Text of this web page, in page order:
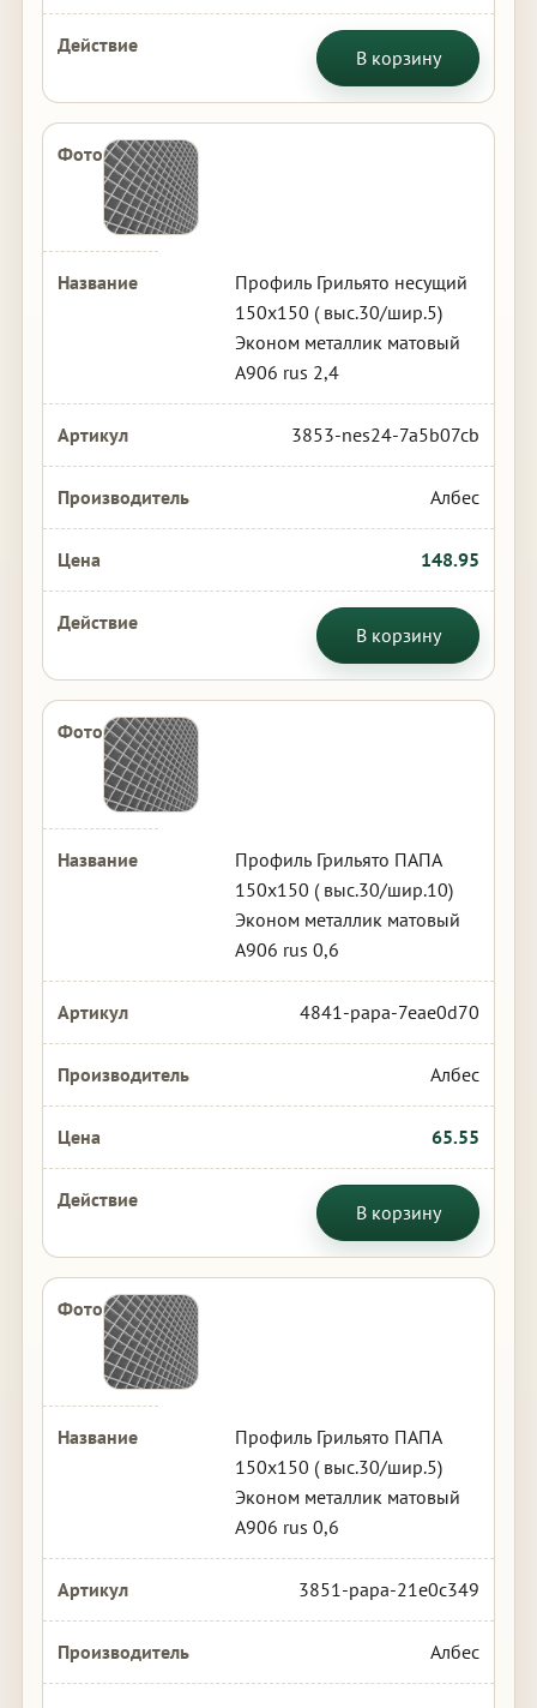
В корзину
Профиль Грильято несущий
150х150 ( выс.30/шир.5)
Эконом металлик матовый
А906 rus 2,4
3853-nes24-7a5b07cb
Албес
148.95
В корзину
Профиль Грильято ПАПА
150х150 ( выс.30/шир.10)
Эконом металлик матовый
А906 rus 0,6
4841-papa-7eae0d70
Албес
65.55
В корзину
Профиль Грильято ПАПА
150х150 ( выс.30/шир.5)
Эконом металлик матовый
А906 rus 0,6
3851-papa-21e0c349
Албес